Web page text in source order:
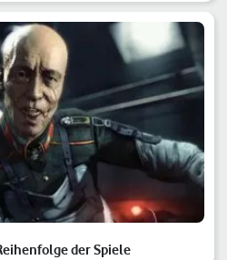
der Spiele